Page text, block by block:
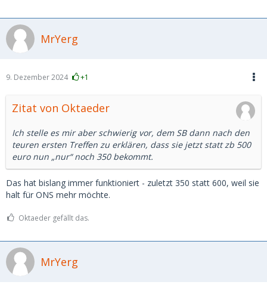
MrYerg
9. Dezember 2024 +1
Zitat von Oktaeder
Ich stelle es mir aber schwierig vor, dem SB dann nach den
teuren ersten Treffen zu erklären, dass sie jetzt statt zb 500
euro nun „nur“ noch 350 bekommt.
Das hat bislang immer funktioniert - zuletzt 350 statt 600, weil sie
halt für ONS mehr möchte.
Oktaeder gefällt das.
MrYerg